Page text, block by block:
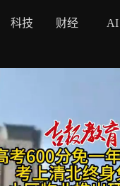
科技 财经 AI